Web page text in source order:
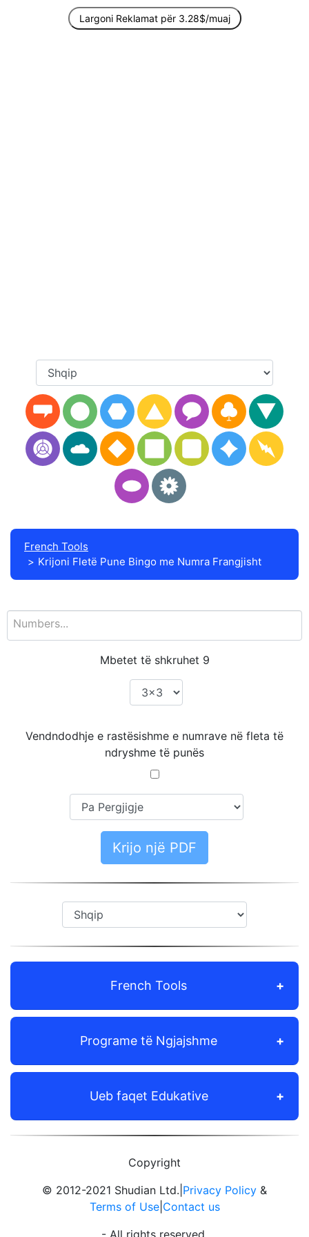
Largoni Reklamat për 3.28$/muaj
French Tools
Krijoni Fletë Pune Bingo me Numra Frangjisht
Mbetet të shkruhet 9
Vendndodhje e rastësishme e numrave në fleta të
ndryshme të punës
Krijo një PDF
French Tools
Programe të Ngjajshme
Ueb faqet Edukative
Copyright
© 2012-2021 Shudian Ltd.| Privacy Policy &
Terms of Use| Contact us
- All rights reserved.